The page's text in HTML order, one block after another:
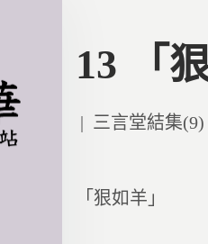
13 「
Posted
三言堂結集
「狠如羊」